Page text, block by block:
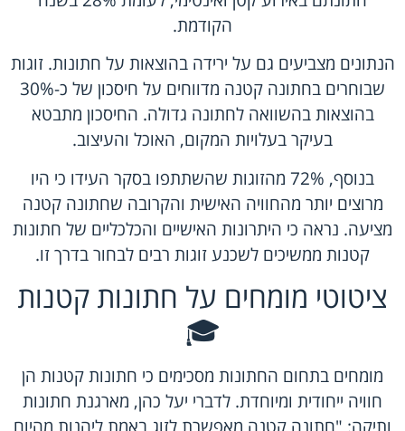
הקודמת.
הנתונים מצביעים גם על ירידה בהוצאות על חתונות. זוגות
שבוחרים בחתונה קטנה מדווחים על חיסכון של כ-30%
בהוצאות בהשוואה לחתונה גדולה. החיסכון מתבטא
בעיקר בעלויות המקום, האוכל והעיצוב.
בנוסף, 72% מהזוגות שהשתתפו בסקר העידו כי היו
מרוצים יותר מהחוויה האישית והקרובה שחתונה קטנה
מציעה. נראה כי היתרונות האישיים והכלכליים של חתונות
קטנות ממשיכים לשכנע זוגות רבים לבחור בדרך זו.
ציטוטי מומחים על חתונות קטנות
🎓
מומחים בתחום החתונות מסכימים כי חתונות קטנות הן
חוויה ייחודית ומיוחדת. לדברי יעל כהן, מארגנת חתונות